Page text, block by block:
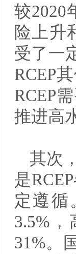
较2020
险上升
受了一
RCEP
RCEP
推进高
其次
是
定遵循
3.5%
31%。